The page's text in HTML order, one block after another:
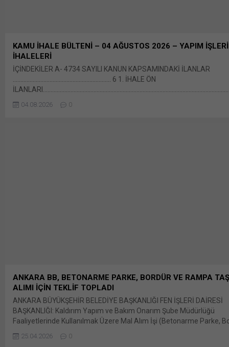
KAMU İHALE BÜLTENİ – 04 AĞUSTOS 2026 – YAPIM İŞLERİ
İHALELERİ
İÇİNDEKİLER A- 4734 SAYILI KANUN KAPSAMINDAKİ İLANLAR
………………………………………………………. 6 1. İHALE ÖN
6 1.1. YAPIM İŞLERİ İHALELERİ BÜLTENİ
……………………………………………………………………………………………….. 6 2. İHALE
04.08.2026 0
ANKARA BB, BETONARME PARKE, BORDÜR VE RAMPA
ALIMI İÇİN TEKLİF TOPLADI
ANKARA BÜYÜKŞEHİR BELEDİYE BAŞKANLIĞI FEN İŞLERİ DAİRESİ
BAŞKANLIĞI: Kaldırım Yapım ve Bakım Onarım Şube Müdürlüğü
Faaliyetlerinde Kullanılmak Üzere Mal Alım İşi (Betonarme Parke,
Linkedln üzerinden paylaşmak için tıklayın (Yeni pencerede açılır)
25.04.2026 0